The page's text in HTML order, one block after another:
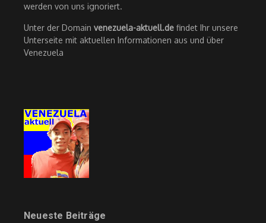
werden von uns ignoriert.
Unter der Domain venezuela-aktuell.de findet Ihr unsere
Unterseite mit aktuellen Informationen aus und über
Venezuela
Neueste Beiträge